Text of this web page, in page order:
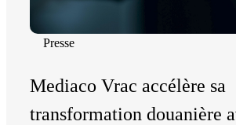
Presse
Mediaco Vrac accélère sa
transformation douanière